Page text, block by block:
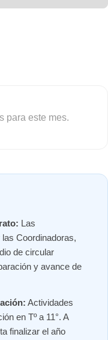
para este mes.
Las
Coordinadoras,
de circular
y avance de
Actividades
en Tº a 11°. A
finalizar el año